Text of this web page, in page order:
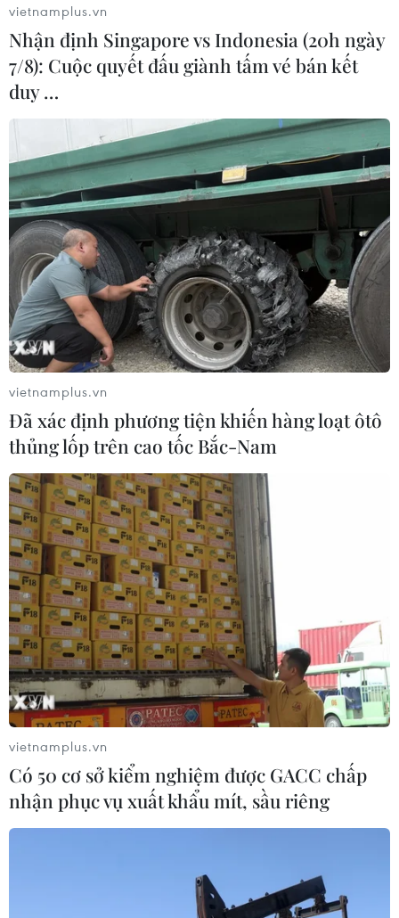
Mũi tăng cường, miễn dịch tự nhiên giúp
giảm nguy cơ mắc biến thể mới
30/01/2022 14:19
Theo các chuyên gia Canada, những người đã tiêm hai
mũi vaccine, đã tiêm mũi tăng cường hoặc từng mắc
COVID-19 có mức độ miễn dịch trước virus nhiều hơn
trước đây.
vietnamplus.vn
Nhận định Singapore vs Indonesia (20h ngày
7/8): Cuộc quyết đấu giành tấm vé bán kết
duy …
vietnamplus.vn
Đã xác định phương tiện khiến hàng loạt ôtô
thủng lốp trên cao tốc Bắc-Nam
vietnamplus.vn
Có 50 cơ sở kiểm nghiệm được GACC chấp
nhận phục vụ xuất khẩu mít, sầu riêng